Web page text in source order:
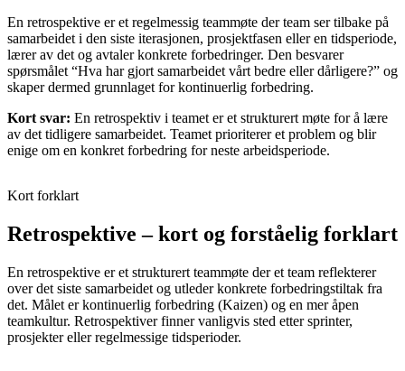
En retrospektive er et regelmessig teammøte der team ser tilbake på
samarbeidet i den siste iterasjonen, prosjektfasen eller en tidsperiode,
lærer av det og avtaler konkrete forbedringer. Den besvarer
spørsmålet “Hva har gjort samarbeidet vårt bedre eller dårligere?” og
skaper dermed grunnlaget for kontinuerlig forbedring.
Kort svar: En retrospektiv i teamet er et strukturert møte for å lære
av det tidligere samarbeidet. Teamet prioriterer et problem og blir
enige om en konkret forbedring for neste arbeidsperiode.
Kort forklart
Retrospektive – kort og forståelig forklart
En retrospektive er et strukturert teammøte der et team reflekterer
over det siste samarbeidet og utleder konkrete forbedringstiltak fra
det. Målet er kontinuerlig forbedring (Kaizen) og en mer åpen
teamkultur. Retrospektiver finner vanligvis sted etter sprinter,
prosjekter eller regelmessige tidsperioder.